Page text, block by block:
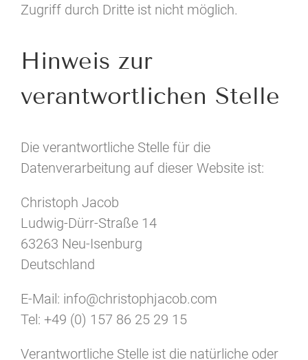
Zugriff durch Dritte ist nicht möglich.
Hinweis zur
verantwortlichen Stelle
Die verantwortliche Stelle für die
Datenverarbeitung auf dieser Website ist:
Christoph Jacob
Ludwig-Dürr-Straße 14
63263 Neu-Isenburg
Deutschland
E-Mail: info@christophjacob.com
Tel: +49 (0) 157 86 25 29 15
Verantwortliche Stelle ist die natürliche oder